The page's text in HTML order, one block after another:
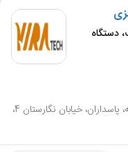
دستگاه
تهران، منطقه 4، محله پاسداران - ضرابخانه، پاسداران، خیابان نگارستان 4،